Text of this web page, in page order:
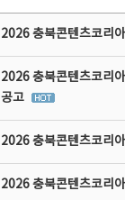
2026 충북콘텐츠코리
2026 충북콘텐츠코리
공고
2026 충북콘텐츠코리
2026 충북콘텐츠코리